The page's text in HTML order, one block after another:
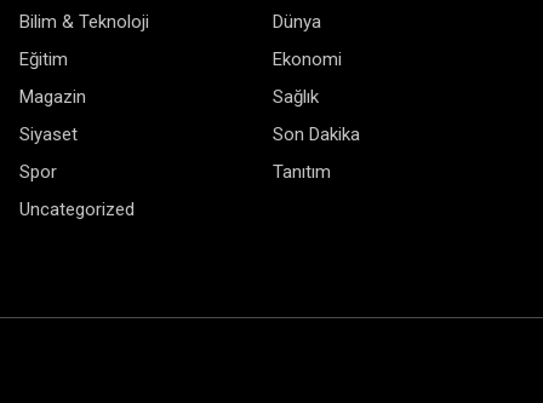
Bilim & Teknoloji
Dünya
Eğitim
Ekonomi
Magazin
Sağlık
Siyaset
Son Dakika
Spor
Tanıtım
Uncategorized